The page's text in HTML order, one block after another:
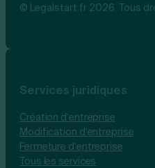
© Legalstart.fr 2026. Tous
Services juridiques
Création d’entreprise
Modification d’entreprise
Fermeture d’entreprise
Tous les services